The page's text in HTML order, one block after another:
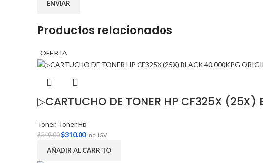
Productos relacionados
OFERTA
▷CARTUCHO DE TONER HP CF325X (25X)
Toner, Toner Hp
$349.00 $310.00 Incl IGV
AÑADIR AL CARRITO